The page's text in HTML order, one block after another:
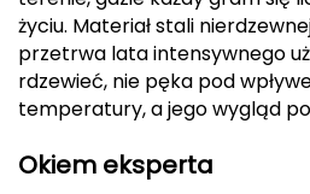
Deuter
Dolomite
E
życiu. Materiał stali
przetrwa lata intensywnego
rdzewieć, nie pęka pod
temperatury, a jego wygląd
Okiem eksperta